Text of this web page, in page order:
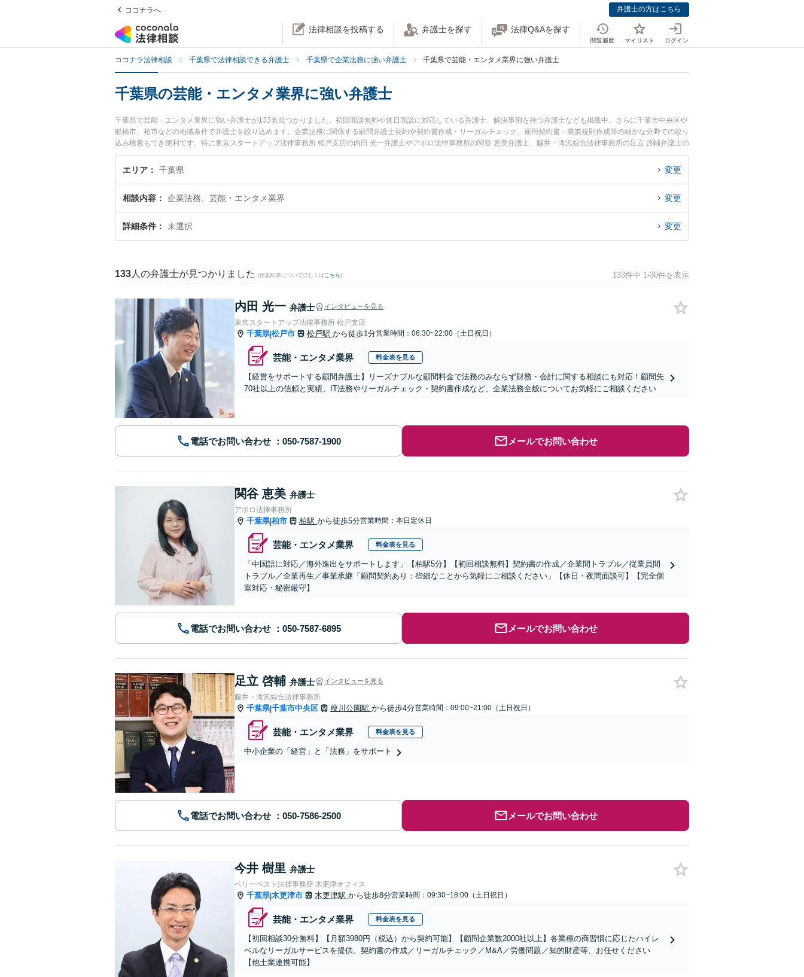
ココナラへ 弁護士の方はこちら
法律相談を投稿する 弁護士を探す 法律Q&Aを探す
閲覧履歴 マイリスト ログイン
ココナラ法律相談 千葉県で法律相談できる弁護士 千葉県で企業法務に強い弁護士 千葉県で芸能・エンタメ業界に強い弁護士
千葉県の芸能・エンタメ業界に強い弁護士
千葉県で芸能・エンタメ業界に強い弁護士が133名見つかりました。初回面談無料や休日面談に対応している弁護士、解決事例を持つ弁護士なども掲載中。さらに千葉市中央区や
船橋市、柏市などの地域条件で弁護士を絞り込めます。企業法務に関係する顧問弁護士契約や契約書作成・リーガルチェック、雇用契約書・就業規則作成等の細かな分野での絞り
込み検索もでき便利です。特に東京スタートアップ法律事務所 松戸支店の内田 光一弁護士やアポロ法律事務所の関谷 恵美弁護士、藤井・滝沢綜合法律事務所の足立 啓輔弁護士の
プロフィール情報や弁護士費用、強みなどが注目されています。『千葉県で土日や夜間に発生した芸能・エンタメ業界のトラブルを今すぐに弁護士に相談したい』『芸能・エンタ
メ業界のトラブル解決の実績豊富な近くの弁護士を検索したい』『初回相談無料で芸能・エンタメ業界を法律相談できる千葉県内の弁護士に相談予約したい』などでお困りの相談
エリア 千葉県 変更
相談内容 企業法務、芸能・エンタメ業界 変更
詳細条件 未選択 変更
133 人の弁護士が見つかりました (検索結果について詳しくは こちら) 133件中 1-30件を表示
内田 光一 弁護士 インタビューを見る
東京スタートアップ法律事務所 松戸支店
千葉県|松戸市 松戸駅 から徒歩1分営業時間：06:30~22:00（土日祝日）
芸能・エンタメ業界 料金表を見る
【経営をサポートする顧問弁護士】リーズナブルな顧問料金で法務のみならず財務・会計に関する相談にも対応！顧問先
70社以上の信頼と実績、IT法務やリーガルチェック・契約書作成など、企業法務全般についてお気軽にご相談ください
電話でお問い合わせ メールでお問い合わせ
関谷 恵美 弁護士
アポロ法律事務所
千葉県|柏市 柏駅 から徒歩5分営業時間：本日定休日
芸能・エンタメ業界 料金表を見る
「中国語に対応／海外進出をサポートします」【柏駅5分】【初回相談無料】契約書の作成／企業間トラブル／従業員間
トラブル／企業再生／事業承継「顧問契約あり：些細なことから気軽にご相談ください」【休日・夜間面談可】【完全個
室対応・秘密厳守】
電話でお問い合わせ メールでお問い合わせ
足立 啓輔 弁護士 インタビューを見る
藤井・滝沢綜合法律事務所
千葉県|千葉市中央区 葭川公園駅 から徒歩4分営業時間：09:00~21:00（土日祝日）
芸能・エンタメ業界 料金表を見る
中小企業の「経営」と「法務」をサポート
電話でお問い合わせ メールでお問い合わせ
今井 樹里 弁護士
ベリーベスト法律事務所 木更津オフィス
千葉県|木更津市 木更津駅 から徒歩8分営業時間：09:30~18:00（土日祝日）
芸能・エンタメ業界 料金表を見る
【初回相談30分無料】【月額3980円（税込）から契約可能】【顧問企業数2000社以上】各業種の商習慣に応じたハイレ
ベルなリーガルサービスを提供。契約書の作成／リーガルチェック／M&A／労働問題／知的財産等、お任せください
【他士業連携可能】